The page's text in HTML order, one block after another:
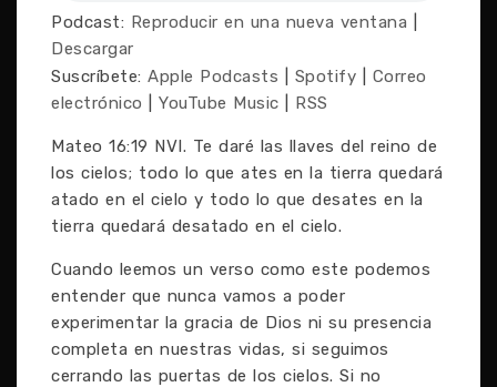
Podcast: Reproducir en una nueva ventana
Descargar
Suscríbete: Apple Podcasts Spotify
Correo
electrónico
YouTube Music RSS
Mateo 16:19 NVI. Te daré las llaves del reino de
los cielos; todo lo que ates en la tierra quedará
atado en el cielo y todo lo que desates en la
tierra quedará desatado en el cielo.
Cuando leemos un verso como este podemos
entender que nunca vamos a poder
experimentar la gracia de Dios ni su presencia
completa en nuestras vidas, si seguimos
cerrando las puertas de los cielos. Si no